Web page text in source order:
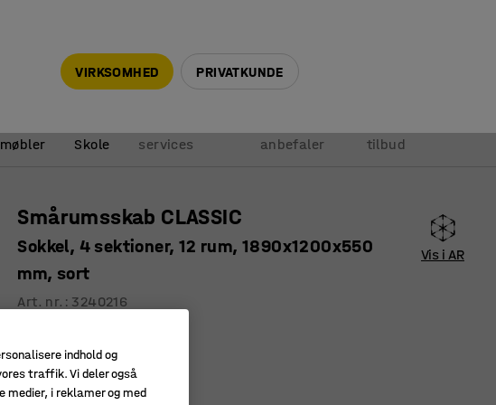
Skole
services
anbefaler
tilbud
Smårumsskab CLASSIC
Sokkel, 4 sektioner, 12 rum, 1890x1200x550
mm, sort
Art. nr. : 3240216
Vis i AR
Højeste kvalitet
Robust
VIRKSOMHED PRIVATKUNDE
indhold og
traffik. Vi deler også
medier, i reklamer og med